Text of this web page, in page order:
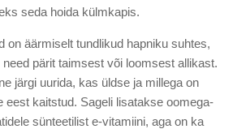
seda hoida külmkapis.
on äärmiselt tundlikud hapniku suhtes,
pärit taimsest või loomsest allikast.
järgi uurida, kas üldse ja millega on
eest kaitstud. Sageli lisatakse oomega-
sünteetilist e-vitamiini, aga on ka